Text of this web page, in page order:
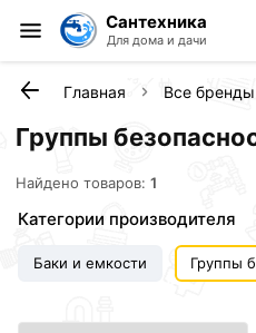
Сантехника
Для дома и дачи
Главная Все бренды
Группы
Найдено товаров:1
Категории производителя
Баки и емкости Группы